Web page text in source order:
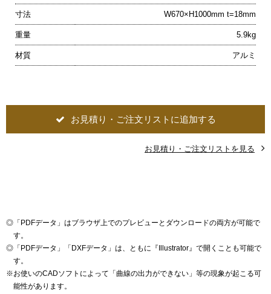
寸法 W670×H1000mm t=18mm
重量 5.9kg
材質 アルミ
お見積り・ご注文リストに追加する
お見積り・ご注文リストを見る
◎ 「PDFデータ」はブラウザ上でのプレビューとダウンロードの両方が可能で
す。
◎ 「PDFデータ」「DXFデータ」は、ともに『Illustrator』で開くことも可能で
す。
※お使いのCADソフトによって「曲線の出力ができない」等の現象が起こる可
能性があります。